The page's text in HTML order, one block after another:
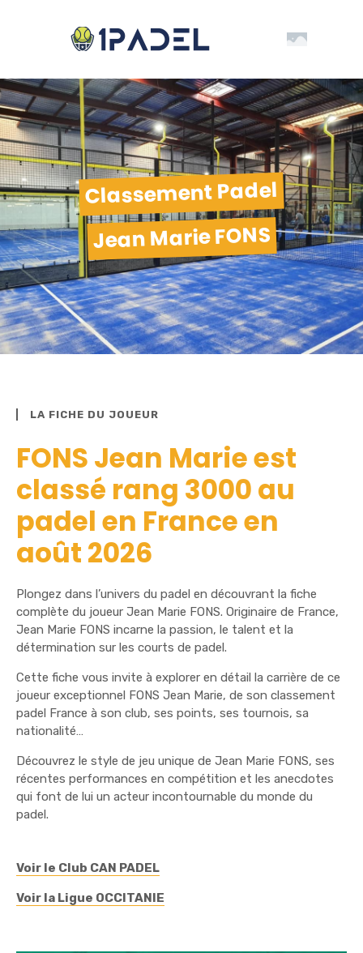
Classement Padel
Jean Marie FONS
LA FICHE DU JOUEUR
FONS Jean Marie est
classé rang 3000 au
padel en France en
août 2026
Plongez dans l’univers du padel en découvrant la fiche
complète du joueur Jean Marie FONS. Originaire de France,
Jean Marie FONS incarne la passion, le talent et la
détermination sur les courts de padel.
Cette fiche vous invite à explorer en détail la carrière de ce
joueur exceptionnel FONS Jean Marie, de son classement
padel France à son club, ses points, ses tournois, sa
nationalité…
Découvrez le style de jeu unique de Jean Marie FONS, ses
récentes performances en compétition et les anecdotes
qui font de lui un acteur incontournable du monde du
padel.
Voir le Club CAN PADEL
Voir la Ligue OCCITANIE